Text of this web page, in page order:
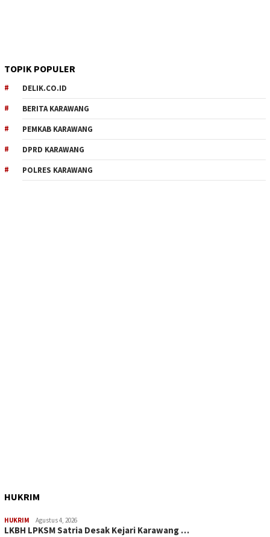
TOPIK POPULER
DELIK.CO.ID
BERITA KARAWANG
PEMKAB KARAWANG
DPRD KARAWANG
POLRES KARAWANG
HUKRIM
HUKRIM Agustus 4, 2026
LKBH LPKSM Satria Desak Kejari Karawang …